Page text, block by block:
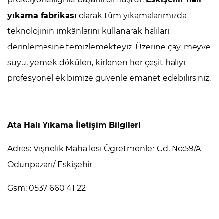
yıkama fabrikası olarak tüm yıkamalarımızda
teknolojinin imkânlarını kullanarak halıları
derinlemesine temizlemekteyiz. Üzerine çay, meyve
suyu, yemek dökülen, kirlenen her çeşit halıyı
profesyonel ekibimize güvenle emanet edebilirsiniz.
Ata Halı Yıkama İletişim Bilgileri
Adres: Vişnelik Mahallesi Öğretmenler Cd. No:59/A
Odunpazarı/ Eskişehir
Gsm: 0537 660 41 22